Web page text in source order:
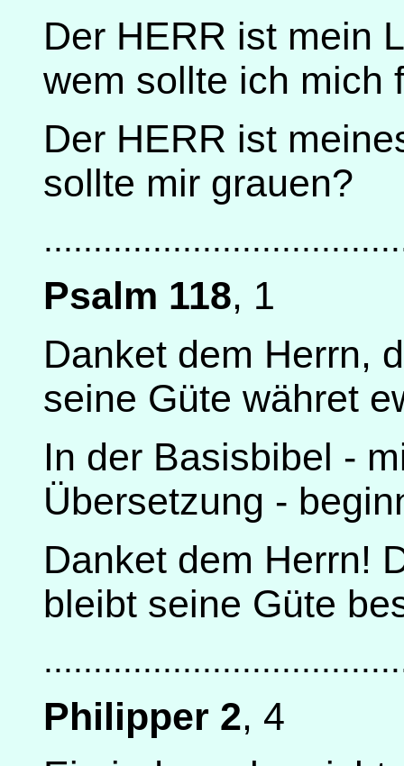
Der HERR ist mein
wem sollte ich mich
Der HERR ist
sollte mir grauen?
Psalm 118, 1
Danket dem Herrn,
seine Güte währet
In der Basisbibel -
Übersetzung -
Danket dem Herrn!
bleibt seine Güte
Philipper 2, 4